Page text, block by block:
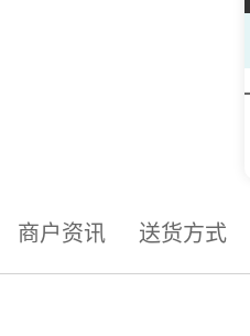
商户资讯 送货方式